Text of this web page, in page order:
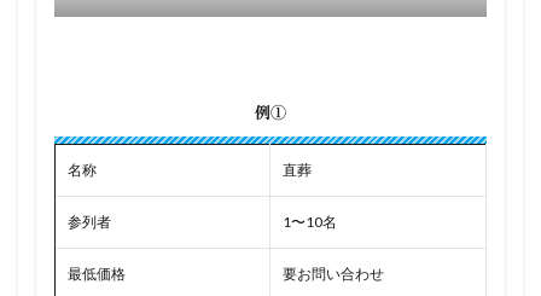
例①
名称 直葬
参列者 1〜10名
最低価格 要お問い合わせ